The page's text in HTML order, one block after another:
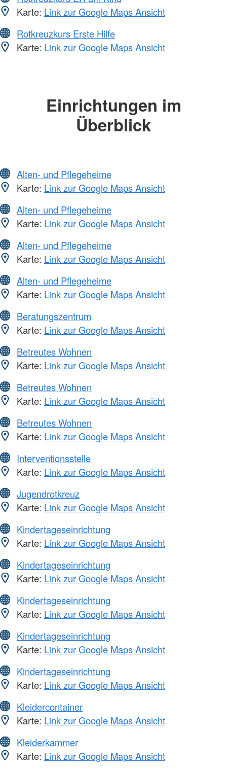
Karte: Link zur Google Maps Ansicht
Rotkreuzkurs Erste Hilfe
Karte: Link zur Google Maps Ansicht
Einrichtungen im
Überblick
Alten- und Pflegeheime
Karte: Link zur Google Maps Ansicht
Alten- und Pflegeheime
Karte: Link zur Google Maps Ansicht
Alten- und Pflegeheime
Karte: Link zur Google Maps Ansicht
Alten- und Pflegeheime
Karte: Link zur Google Maps Ansicht
Beratungszentrum
Karte: Link zur Google Maps Ansicht
Betreutes Wohnen
Karte: Link zur Google Maps Ansicht
Betreutes Wohnen
Karte: Link zur Google Maps Ansicht
Betreutes Wohnen
Karte: Link zur Google Maps Ansicht
Interventionsstelle
Karte: Link zur Google Maps Ansicht
Jugendrotkreuz
Karte: Link zur Google Maps Ansicht
Kindertageseinrichtung
Karte: Link zur Google Maps Ansicht
Kindertageseinrichtung
Karte: Link zur Google Maps Ansicht
Kindertageseinrichtung
Karte: Link zur Google Maps Ansicht
Kindertageseinrichtung
Karte: Link zur Google Maps Ansicht
Kindertageseinrichtung
Karte: Link zur Google Maps Ansicht
Kleidercontainer
Karte: Link zur Google Maps Ansicht
Kleiderkammer
Karte: Link zur Google Maps Ansicht